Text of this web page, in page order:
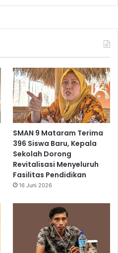
SMAN 9 Mataram Terima
396 Siswa Baru, Kepala
Sekolah Dorong
Revitalisasi Menyeluruh
Fasilitas Pendidikan
16 Juni 2026